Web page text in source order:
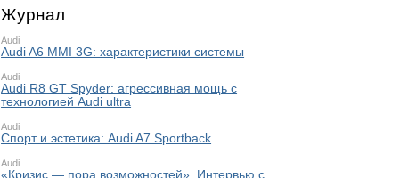
Журнал
Audi
Audi A6 MMI 3G: характеристики системы
Audi
Audi R8 GT Spyder: агрессивная мощь с
технологией Audi ultra
Audi
Спорт и эстетика: Audi A7 Sportback
Audi
«Кризис — пора возможностей». Интервью с